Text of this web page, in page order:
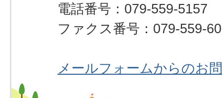
電話番号：079-559-5157
ファクス番号：079-559-
メールフォームからのお